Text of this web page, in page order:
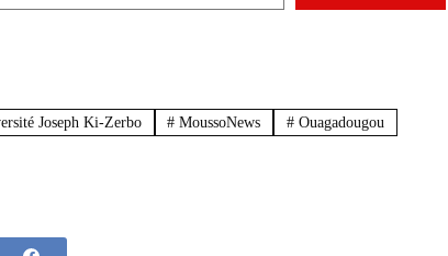
Joseph Ki-Zerbo # MoussoNews # Ouagadougou